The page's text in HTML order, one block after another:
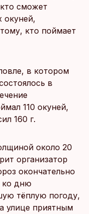
сможет
окуней,
кто поймает
в котором
в
110 окуней,
160 г.
около 20
организатор
окончательно
ко дню
тёплую погоду,
улице приятным